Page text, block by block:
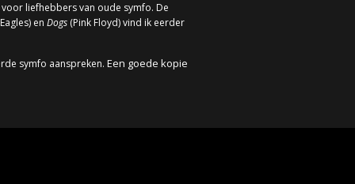
liefhebbers van oude symfo. De
en Dogs (Pink Floyd) vind ik eerder
symfo aanspreken. Een goede kopie